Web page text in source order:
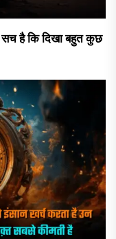
सच है कि दिखा बहुत कुछ